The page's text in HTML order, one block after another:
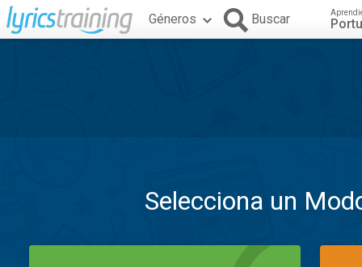
Géneros Buscar
Selecciona un